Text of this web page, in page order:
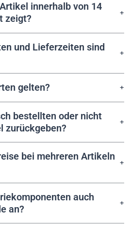
innerhalb von 14
zeigt?
und Lieferzeiten sind
gelten?
bestellten oder nicht
zurückgeben?
bei mehreren Artikeln
auch
an?